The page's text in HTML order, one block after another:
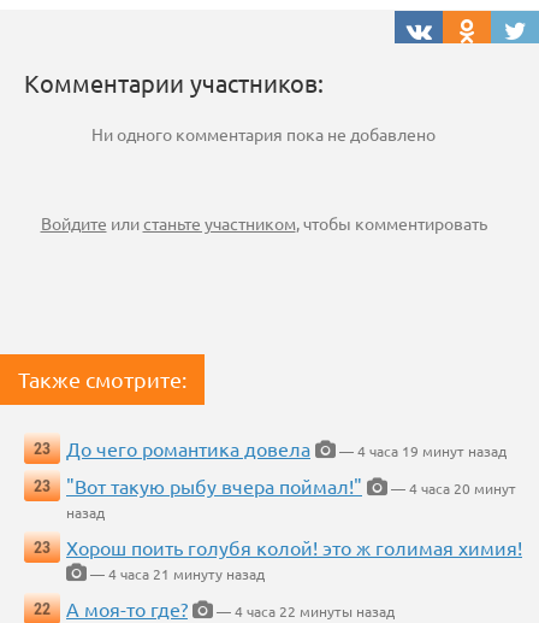
Комментарии участников:
Ни одного комментария пока не добавлено
Войдите илистаньте участником, чтобы комментировать
Также смотрите:
23 До чего романтика довела
— 4 часа 19 минут назад
23
"Вот такую рыбу вчера поймал!"
— 4 часа 20 минут
назад
23
Хорош поить голубя колой! это ж голимая химия!
— 4 часа 21 минуту назад
22
А моя-то где?
— 4 часа 22 минуты назад